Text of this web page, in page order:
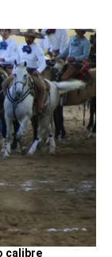
calibre